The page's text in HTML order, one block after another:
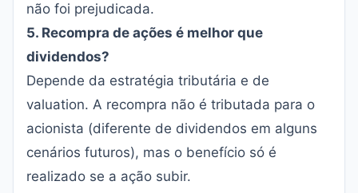
não foi prejudicada.
5. Recompra de ações é melhor que
dividendos?
Depende da estratégia tributária e de
valuation. A recompra não é tributada para o
acionista (diferente de dividendos em alguns
cenários futuros), mas o benefício só é
realizado se a ação subir.